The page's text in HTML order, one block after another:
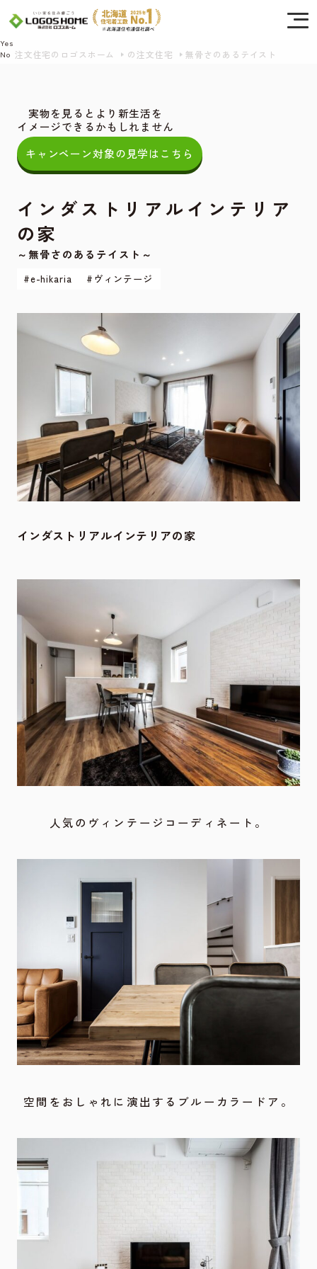
注文住宅のロゴスホーム の注文住宅 無骨さのあるテイスト
実物を見るとより新生活を
イメージできるかもしれません
キャンペーン対象の見学はこちら
インダストリアルインテリア
の家
～無骨さのあるテイスト～
#e-hikaria #ヴィンテージ
インダストリアルインテリアの家
人気のヴィンテージコーディネート。
空間をおしゃれに演出するブルーカラードア。
Cookie を使用して、お客様の活動を追跡してもよろしいですか? 当社ではお客様の
プライバシーを極めて重視しています。詳細について、およびご質問がある場合
は、当社のプライバシーポリシーをご覧ください。
Yes
No